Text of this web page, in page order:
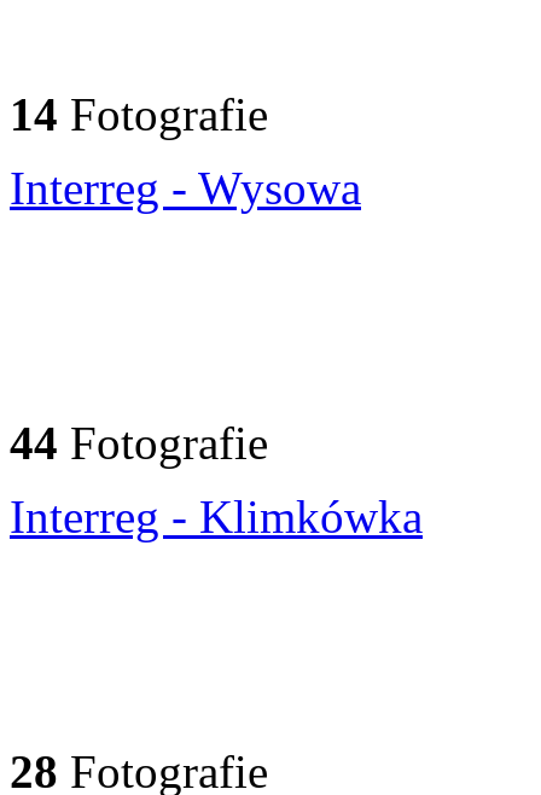
14 Fotografie
Interreg - Wysowa
44 Fotografie
Interreg - Klimkówka
28 Fotografie